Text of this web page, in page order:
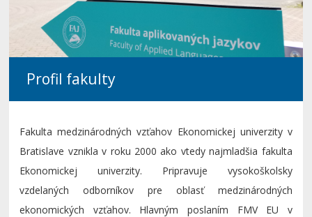
Profil fakulty
Fakulta medzinárodných vzťahov Ekonomickej univerzity v
Bratislave vznikla v roku 2000 ako vtedy najmladšia fakulta
Ekonomickej univerzity. Pripravuje vysokoškolsky
vzdelaných odborníkov pre oblasť medzinárodných
ekonomických vzťahov. Hlavným poslaním FMV EU v